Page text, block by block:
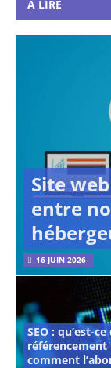
A LIRE
Site
entre
16 JUIN 2026
SEO : qu’est-
comment